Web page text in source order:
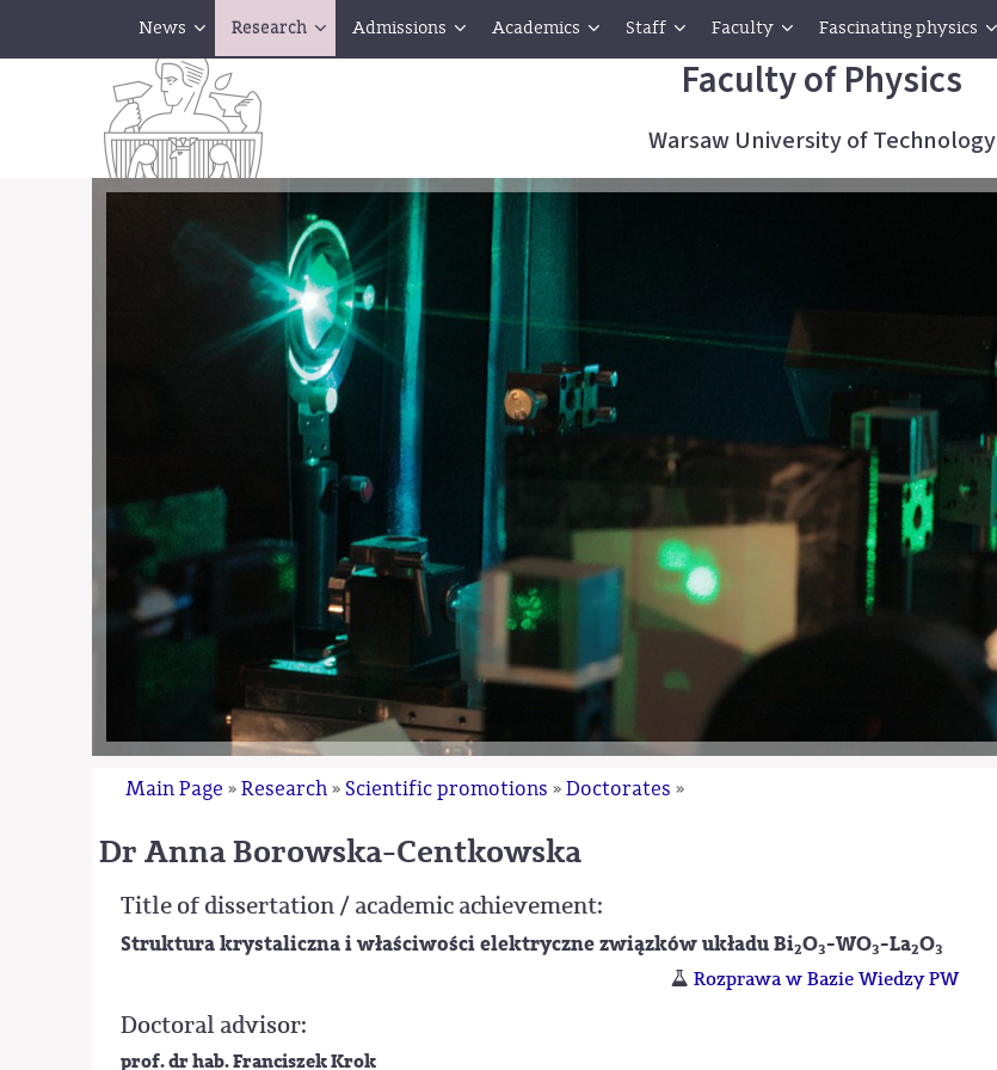
News Research Admissions Academics Staff Faculty Fascinating physics
Faculty of Physics
Warsaw University of Technology
Main Page » Research » Scientific promotions » Doctorates »
dr Anna Borowska-Centkowska
Title of dissertation / academic achievement:
Struktura krystaliczna i właściwości elektryczne związków układu Bi2O3-WO3-La2O3
Rozprawa w Bazie Wiedzy PW
Doctoral advisor:
prof. dr hab. Franciszek Krok